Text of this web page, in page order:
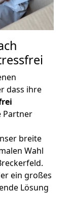
dass ihre
Partner
breite
Wahl
ein großes
Lösung